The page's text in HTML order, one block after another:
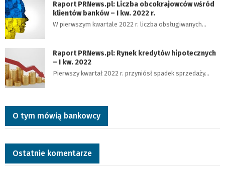
Raport PRNews.pl: Liczba obcokrajowców wśród
klientów banków – I kw. 2022 r.
W pierwszym kwartale 2022 r. liczba obsługiwanych…
Raport PRNews.pl: Rynek kredytów hipotecznych
– I kw. 2022
Pierwszy kwartał 2022 r. przyniósł spadek sprzedaży…
O tym mówią bankowcy
Ostatnie komentarze